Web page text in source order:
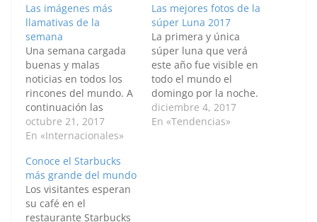
Las imágenes más
llamativas de la
semana
Una semana cargada
buenas y malas
noticias en todos los
rincones del mundo. A
continuación las
mejores imágenes de
la semana de los
acontecimientos
alrededor del mundo.
Los bomberos trabajan
en un incendio en el
octubre 21, 2017
En «Internacionales»
Las mejores fotos de la
súper Luna 2017
La primera y única
súper luna que verá
este año fue visible en
todo el mundo el
domingo por la noche.
En este folleto
proporcionado por la
diciembre 4, 2017
En «Tendencias»
Conoce el Starbucks
más grande del mundo
Los visitantes esperan
su café en el
restaurante Starbucks